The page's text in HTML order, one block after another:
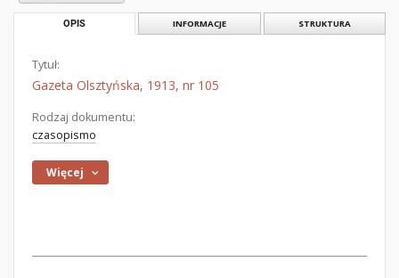
OPIS INFORMACJE STRUKTURA
Tytuł:
Gazeta Olsztyńska, 1913, nr 105
Rodzaj dokumentu:
czasopismo
Więcej